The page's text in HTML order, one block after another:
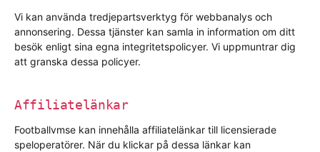
Vi kan använda tredjepartsverktyg för webbanalys och
annonsering. Dessa tjänster kan samla in information om ditt
besök enligt sina egna integritetspolicyer. Vi uppmuntrar dig
att granska dessa policyer.
Affiliatelänkar
Footballvmse kan innehålla affiliatelänkar till licensierade
speloperatörer. När du klickar på dessa länkar kan